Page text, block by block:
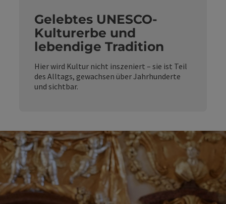
Gelebtes UNESCO-
Kulturerbe und
lebendige Tradition
Hier wird Kultur nicht inszeniert – sie ist Teil
des Alltags, gewachsen über Jahrhunderte
und sichtbar.